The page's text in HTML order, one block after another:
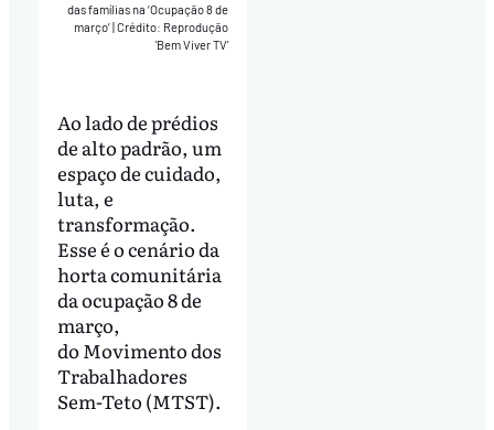
das famílias na ‘Ocupação 8 de
março’|Crédito: Reprodução
'Bem Viver TV'
Ao lado de prédios
de alto padrão, um
espaço de cuidado,
luta, e
transformação.
Esse é o cenário da
horta comunitária
da ocupação 8 de
março,
do Movimento dos
Trabalhadores
Sem-Teto (MTST).